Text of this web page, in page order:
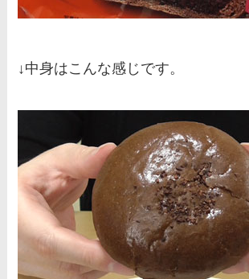
↓中身はこんな感じです。